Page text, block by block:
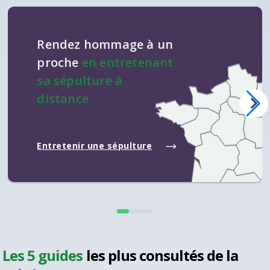
Rendez hommage à un
proche en entretenant
sa sépulture à
distance
Entretenir une sépulture
Les 5 guides les plus consultés de la